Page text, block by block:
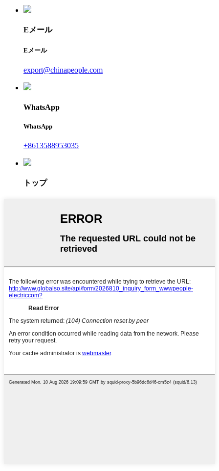
Eメール
Eメール
export@chinapeople.com
WhatsApp
WhatsApp
+8613588953035
トップ